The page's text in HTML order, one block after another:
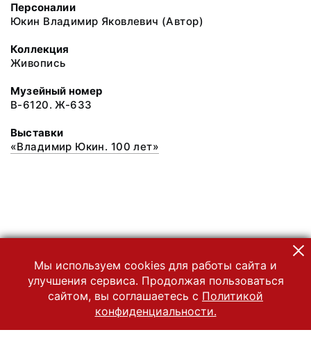
Персоналии
Юкин Владимир Яковлевич (Автор)
Коллекция
Живопись
Музейный номер
В-6120. Ж-633
Выставки
«Владимир Юкин. 100 лет»
Мы используем cookies для работы сайта и
улучшения сервиса. Продолжая пользоваться
сайтом, вы соглашаетесь с Политикой
конфиденциальности.